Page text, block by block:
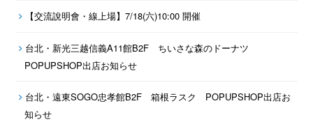
【交流說明會・線上場】7/18(六)10:00 開催
台北・新光三越信義A11館B2F ちいさな森のドーナツ
POPUPSHOP出店お知らせ
台北・遠東SOGO忠孝館B2F 箱根ラスク POPUPSHOP出店お
知らせ